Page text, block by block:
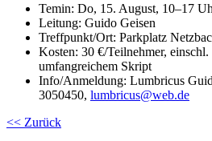
Temin: Do, 15. August, 10–17
Leitung: Guido Geisen
Treffpunkt/Ort: Parkplatz
Kosten: 30 €/Teilnehmer, einschl.
umfangreichem Skript
Info/Anmeldung: Lumbricus
3050450, lumbricus@web.de
<< Zurück